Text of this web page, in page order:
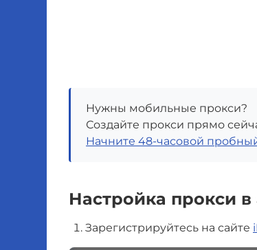
Нужны мобильные прокси?
Создайте прокси прямо
Начните 48-часовой
Настройка прокси в
Зарегистрируйтесь на сайте